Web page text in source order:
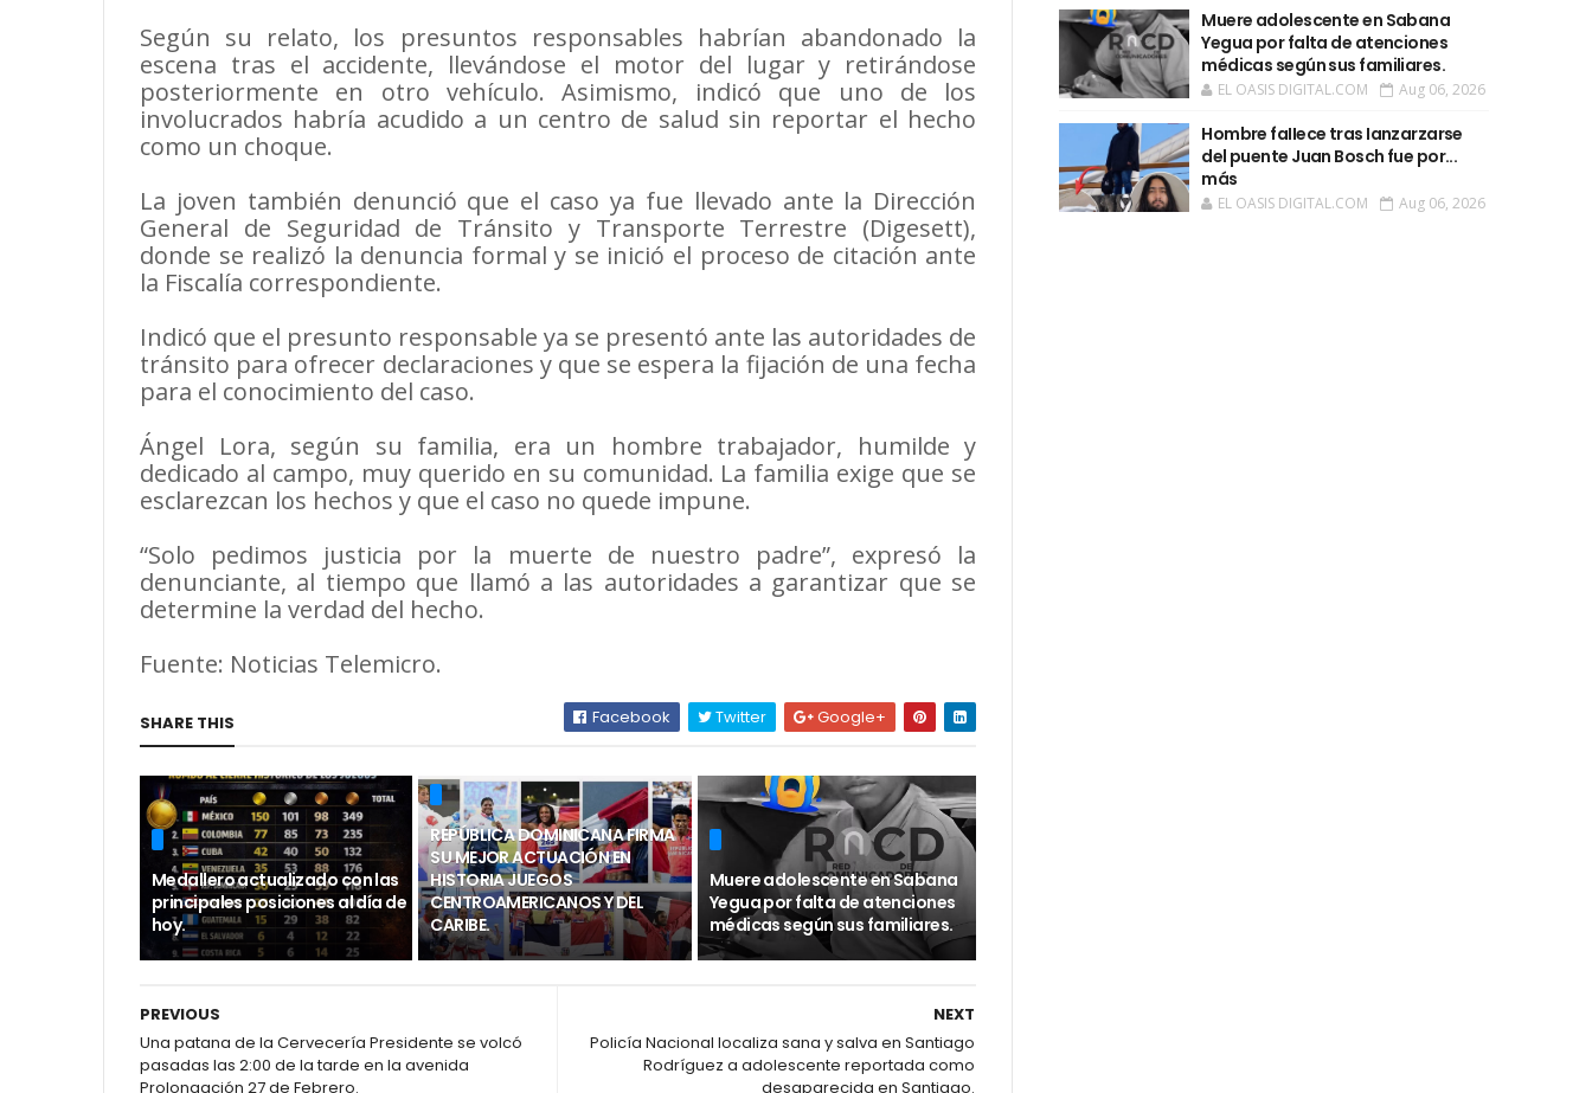
Según su relato, los presuntos responsables habrían abandonado la
escena tras el accidente, llevándose el motor del lugar y retirándose
posteriormente en otro vehículo. Asimismo, indicó que uno de los
involucrados habría acudido a un centro de salud sin reportar el hecho
como un choque.
La joven también denunció que el caso ya fue llevado ante la Dirección
General de Seguridad de Tránsito y Transporte Terrestre (Digesett),
donde se realizó la denuncia formal y se inició el proceso de citación ante
la Fiscalía correspondiente.
Indicó que el presunto responsable ya se presentó ante las autoridades de
tránsito para ofrecer declaraciones y que se espera la fijación de una fecha
para el conocimiento del caso.
Ángel Lora, según su familia, era un hombre trabajador, humilde y
dedicado al campo, muy querido en su comunidad. La familia exige que se
esclarezcan los hechos y que el caso no quede impune.
“Solo pedimos justicia por la muerte de nuestro padre”, expresó la
denunciante, al tiempo que llamó a las autoridades a garantizar que se
determine la verdad del hecho.
Fuente: Noticias Telemicro.
SHARE THIS Facebook Twitter Google+
Medallero actualizado con las
principales posiciones al día de
hoy.
REPÚBLICA DOMINICANA FIRMA
SU MEJOR ACTUACIÓN EN
HISTORIA JUEGOS
CENTROAMERICANOS Y DEL
CARIBE.
Muere adolescente en Sabana
Yegua por falta de atenciones
médicas según sus familiares.
NEXT
Policía Nacional localiza sana y salva en Santiago
Rodríguez a adolescente reportada como
desaparecida en Santiago.
PREVIOUS
Una patana de la Cervecería Presidente se volcó
pasadas las 2:00 de la tarde en la avenida
Prolongación 27 de Febrero.
Muere adolescente en Sabana
Yegua por falta de atenciones
médicas según sus familiares.
EL OASIS DIGITAL.COM Aug 06, 2026
Hombre faIIece tras Ianzarzarse
del puente Juan Bosch fue por...
más
EL OASIS DIGITAL.COM Aug 06, 2026